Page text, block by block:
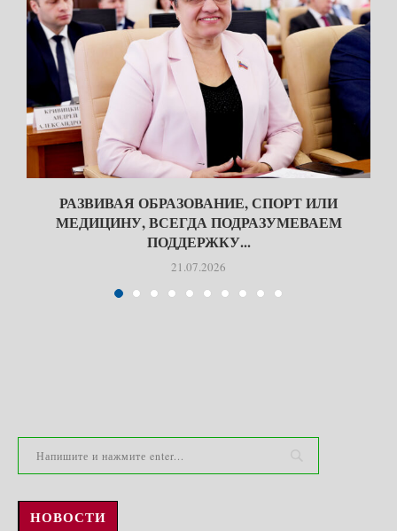
РАЗВИВАЯ ОБРАЗОВАНИЕ, СПОРТ ИЛИ
МЕДИЦИНУ, ВСЕГДА ПОДРАЗУМЕВАЕМ
ПОДДЕРЖКУ...
21.07.2026
НОВОСТИ